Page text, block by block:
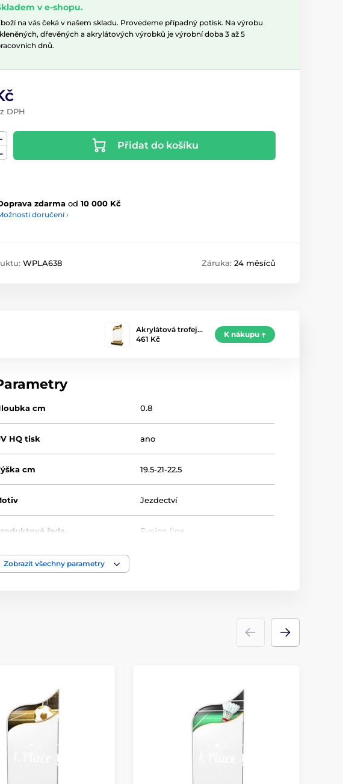
v e-shopu.
na vás čeká v našem skladu. Provedeme případný potisk. Na výrobu
dřevěných a akrylátových výrobků je výrobní doba 3 až 5
dnů.
DPH
Přidat do košíku
zdarma od 10 000 Kč
doručení ›
WPLA638 Záruka: 24 měsíců
Akrylátová trofej…
461 Kč
K nákupu
cm 0.8
HQ tisk ano
cm 19.5-21-22.5
Jezdectví
řada Fusion line
Typ ocenění
Zobrazit všechny parametry